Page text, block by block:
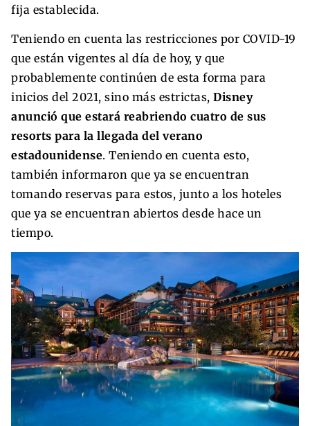
fija establecida.
Teniendo en cuenta las restricciones por COVID-19
que están vigentes al día de hoy, y que
probablemente continúen de esta forma para
inicios del 2021, sino más estrictas, Disney
anunció que estará reabriendo cuatro de sus
resorts para la llegada del verano
estadounidense. Teniendo en cuenta esto,
también informaron que ya se encuentran
tomando reservas para estos, junto a los hoteles
que ya se encuentran abiertos desde hace un
tiempo.